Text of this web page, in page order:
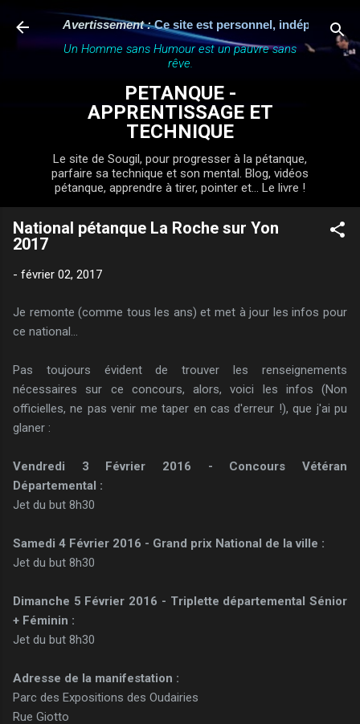
Accéder au contenu principal
Avertissement : Ce site est personnel, indépendant et
Un Homme sans Humour est un pauvre sans
rêve.
PETANQUE -
APPRENTISSAGE ET
TECHNIQUE
Le site de Sougil, pour progresser à la pétanque,
parfaire sa technique et son mental. Blog, vidéos
pétanque, apprendre à tirer, pointer et... Le livre !
National pétanque La Roche sur Yon
2017
- février 02, 2017
Je remonte (comme tous les ans) et met à jour les infos pour
ce national...
Pas toujours évident de trouver les renseignements
nécessaires sur ce concours, alors, voici les infos (Non
officielles, ne pas venir me taper en cas d'erreur !), que j'ai pu
glaner :
Vendredi 3 Février 2016 - Concours Vétéran
Départemental :
Jet du but 8h30
Samedi 4 Février 2016 - Grand prix National de la ville :
Jet du but 8h30
Dimanche 5 Février 2016 - Triplette départemental Sénior
+ Féminin :
Jet du but 8h30
Adresse de la manifestation :
Parc des Expositions des Oudairies
Rue Giotto